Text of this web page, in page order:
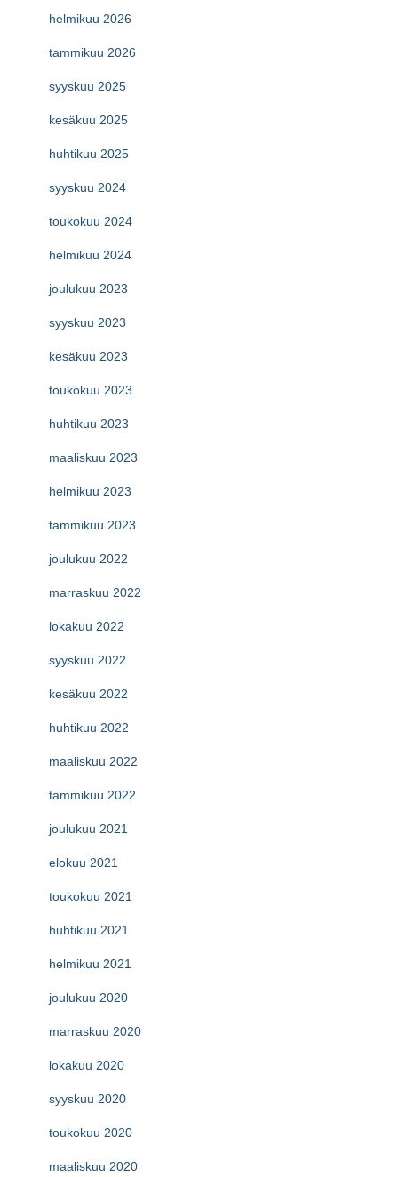
helmikuu 2026
tammikuu 2026
syyskuu 2025
kesäkuu 2025
huhtikuu 2025
syyskuu 2024
toukokuu 2024
helmikuu 2024
joulukuu 2023
syyskuu 2023
kesäkuu 2023
toukokuu 2023
huhtikuu 2023
maaliskuu 2023
helmikuu 2023
tammikuu 2023
joulukuu 2022
marraskuu 2022
lokakuu 2022
syyskuu 2022
kesäkuu 2022
huhtikuu 2022
maaliskuu 2022
tammikuu 2022
joulukuu 2021
elokuu 2021
toukokuu 2021
huhtikuu 2021
helmikuu 2021
joulukuu 2020
marraskuu 2020
lokakuu 2020
syyskuu 2020
toukokuu 2020
maaliskuu 2020